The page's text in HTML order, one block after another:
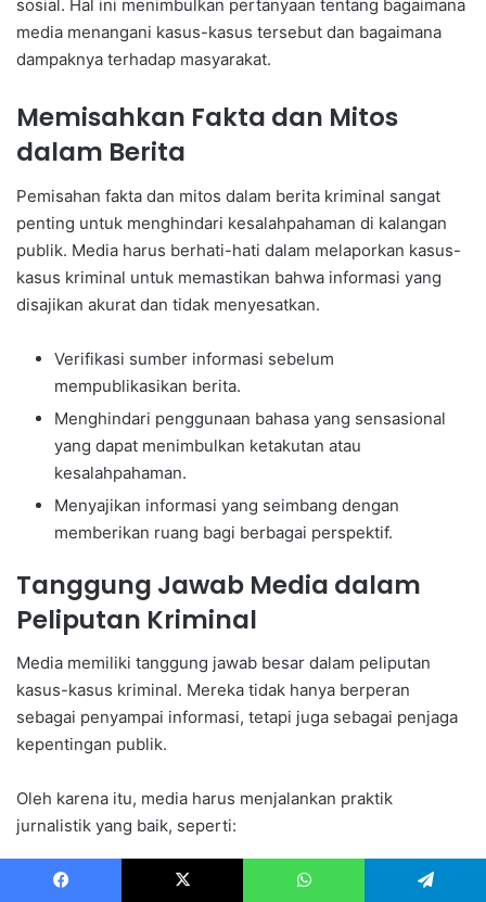
sosial. Hal ini menimbulkan pertanyaan tentang bagaimana
media menangani kasus-kasus tersebut dan bagaimana
dampaknya terhadap masyarakat.
Memisahkan Fakta dan Mitos
dalam Berita
Pemisahan fakta dan mitos dalam berita kriminal sangat
penting untuk menghindari kesalahpahaman di kalangan
publik. Media harus berhati-hati dalam melaporkan kasus-
kasus kriminal untuk memastikan bahwa informasi yang
disajikan akurat dan tidak menyesatkan.
Verifikasi sumber informasi sebelum
mempublikasikan berita.
Menghindari penggunaan bahasa yang sensasional
yang dapat menimbulkan ketakutan atau
kesalahpahaman.
Menyajikan informasi yang seimbang dengan
memberikan ruang bagi berbagai perspektif.
Tanggung Jawab Media dalam
Peliputan Kriminal
Media memiliki tanggung jawab besar dalam peliputan
kasus-kasus kriminal. Mereka tidak hanya berperan
sebagai penyampai informasi, tetapi juga sebagai penjaga
kepentingan publik.
Oleh karena itu, media harus menjalankan praktik
jurnalistik yang baik, seperti:
Mengutamakan fakta dan menghindari spekulasi.